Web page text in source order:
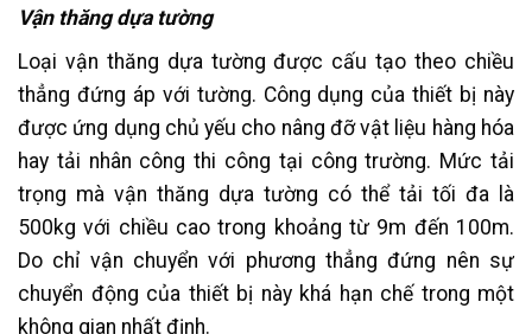
Vận thăng dựa tường
Loại vận thăng dựa tường được cấu tạo theo chiều
thẳng đứng áp với tường. Công dụng của thiết bị này
được ứng dụng chủ yếu cho nâng đỡ vật liệu hàng hóa
hay tải nhân công thi công tại công trường. Mức tải
trọng mà vận thăng dựa tường có thể tải tối đa là
500kg với chiều cao trong khoảng từ 9m đến 100m.
Do chỉ vận chuyển với phương thẳng đứng nên sự
chuyển động của thiết bị này khá hạn chế trong một
không gian nhất định.